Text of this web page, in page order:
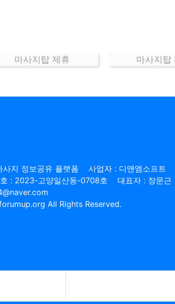
마사지탑 제휴 마사지탑
지 정보공유 플랫폼
사업자 : 디앤엠소프트
: 2023-고양일산동-0708호
대표자 : 장문근
All Rights Reserved.